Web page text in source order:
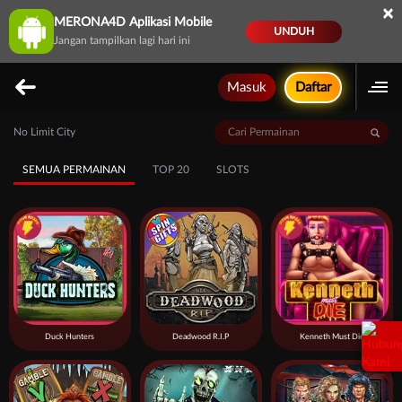
MERONA4D Aplikasi Mobile
Jangan tampilkan lagi hari ini
UNDUH
×
Masuk Daftar
No Limit City
SEMUA PERMAINAN TOP 20 SLOTS
Duck Hunters Deadwood R.I.P Kenneth Must Die